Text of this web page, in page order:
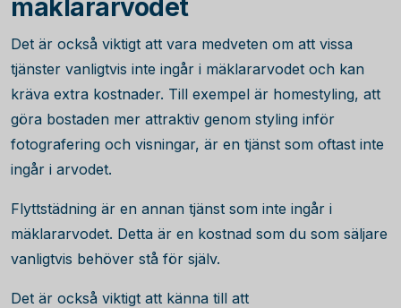
mäklararvodet
Det är också viktigt att vara medveten om att vissa
tjänster vanligtvis inte ingår i mäklararvodet och kan
kräva extra kostnader. Till exempel är homestyling, att
göra bostaden mer attraktiv genom styling inför
fotografering och visningar, är en tjänst som oftast inte
ingår i arvodet.
Flyttstädning är en annan tjänst som inte ingår i
mäklararvodet. Detta är en kostnad som du som säljare
vanligtvis behöver stå för själv.
Det är också viktigt att känna till att